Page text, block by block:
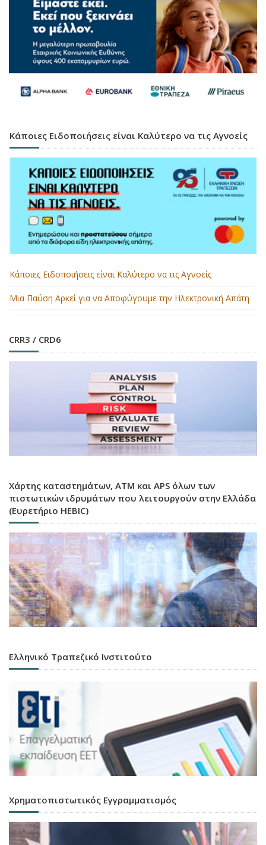
Κάποιες Ειδοποιήσεις είναι Καλύτερο να τις Αγνοείς
Κάποιες Ειδοποιήσεις είναι Καλύτερο να τις Αγνοείς
Μια Παύση Αρκεί για να Αποφύγουμε την Ηλεκτρονική Απάτη
CRR3 / CRD6
Χάρτης καταστημάτων, ATM και APS όλων των
πιστωτικών ιδρυμάτων που λειτουργούν στην Ελλάδα
(Ευρετήριο HEBIC)
Ελληνικό Τραπεζικό Ινστιτούτο
Χρηματοπιστωτικός Εγγραμματισμός